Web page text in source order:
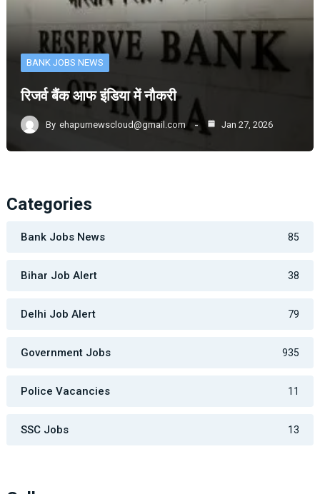
BANK JOBS NEWS
रिजर्व बैंक आफ इंडिया में नौकरी
By ehapurnewscloud@gmail.com Jan 27, 2026
Categories
Bank Jobs News 85
Bihar Job Alert 38
Delhi Job Alert 79
Government Jobs 935
Police Vacancies 11
SSC Jobs 13